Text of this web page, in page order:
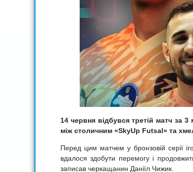
14 червня відбувся третій матч за 3
між столичним «SkyUp Futsal» та
Перед цим матчем у бронзовій серії
вдалося здобути перемогу і
записав черкащанин Даніїл Чижик.